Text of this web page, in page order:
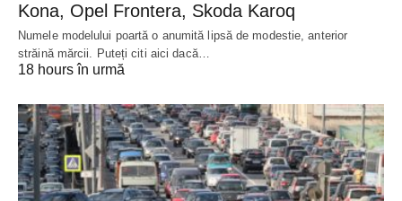
Kona, Opel Frontera, Skoda Karoq
Numele modelului poartă o anumită lipsă de modestie, anterior
străină mărcii. Puteți citi aici dacă…
18 hours în urmă